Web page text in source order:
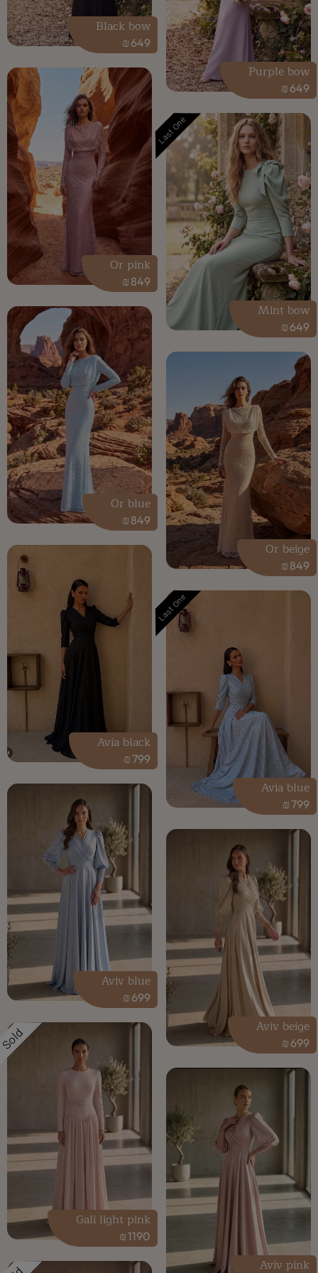
649
₪
Purple bow
649
₪
Black bow
Last One
649
₪
Mint bow
849
₪
Or pink
849
₪
Or beige
849
₪
Or blue
Last One
799
₪
Avia blue
799
₪
Avia black
699
₪
Aviv beige
699
₪
Aviv blue
Aviv pink
Sold
1190
₪
Gali light pink